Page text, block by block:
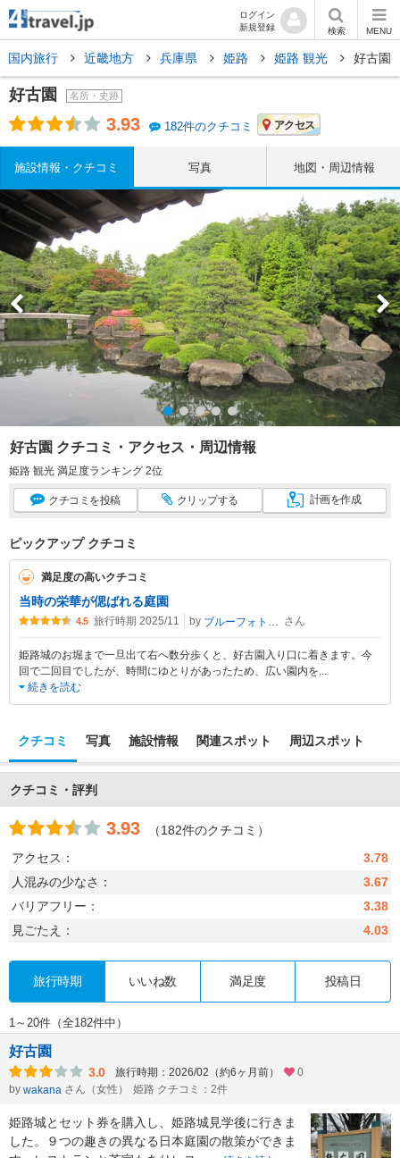
ログイン
新規登録
検索 MENU
国内旅行 近畿地方 兵庫県 姫路 姫路 観光 好古園
好古園 名所・史跡
3.93 182件のクチコミ アクセス
施設情報・クチコミ 写真 地図・周辺情報
好古園 クチコミ・アクセス・周辺情報
姫路 観光 満足度ランキング 2位
クチコミ を投稿 クリップする 計画を作成
ピックアップ クチコミ
満足度の高いクチコミ
当時の栄華が偲ばれる庭園
4.5 旅行時期 2025/11 by ブルーフォトトラベラー さん
姫路城のお堀まで一旦出て右へ数分歩くと、好古園入り口に着きます。今
回で二回目でしたが、時間にゆとりがあったため、広い園内を...
続きを読む
クチコミ 写真 施設情報 関連スポット 周辺スポット
クチコミ・評判
3.93
（182件のクチコミ）
アクセス：
3.78
人混みの少なさ：
3.67
バリアフリー：
3.38
見ごたえ：
4.03
旅行時期 いいね数 満足度 投稿日
1～20件（全182件中）
好古園
3.0 旅行時期：2026/02（約6ヶ月前）
0
by wakana さん（女性） 姫路 クチコミ：2件
姫路城とセット券を購入し、姫路城見学後に行きま
した。９つの趣きの異なる日本庭園の散策ができま